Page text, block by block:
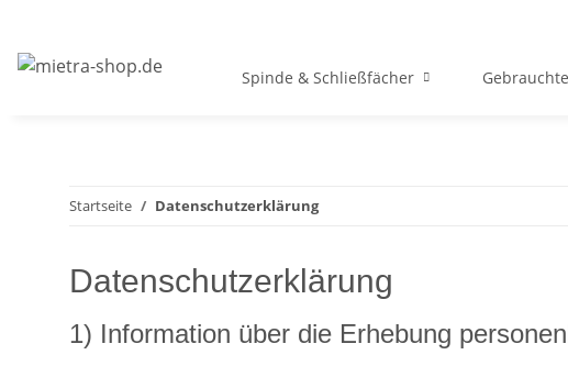
Spinde & Schließfächer
Startseite Datenschutzerklärung
Datenschutzerklärung
1) Information über die Erhebung